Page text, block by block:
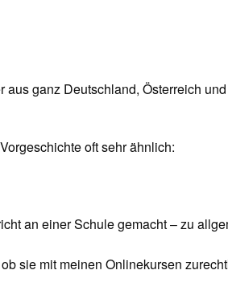
ganz Deutschland, Österreich
oft sehr ähnlich:
an einer Schule gemacht – zu
sie mit meinen Onlinekursen